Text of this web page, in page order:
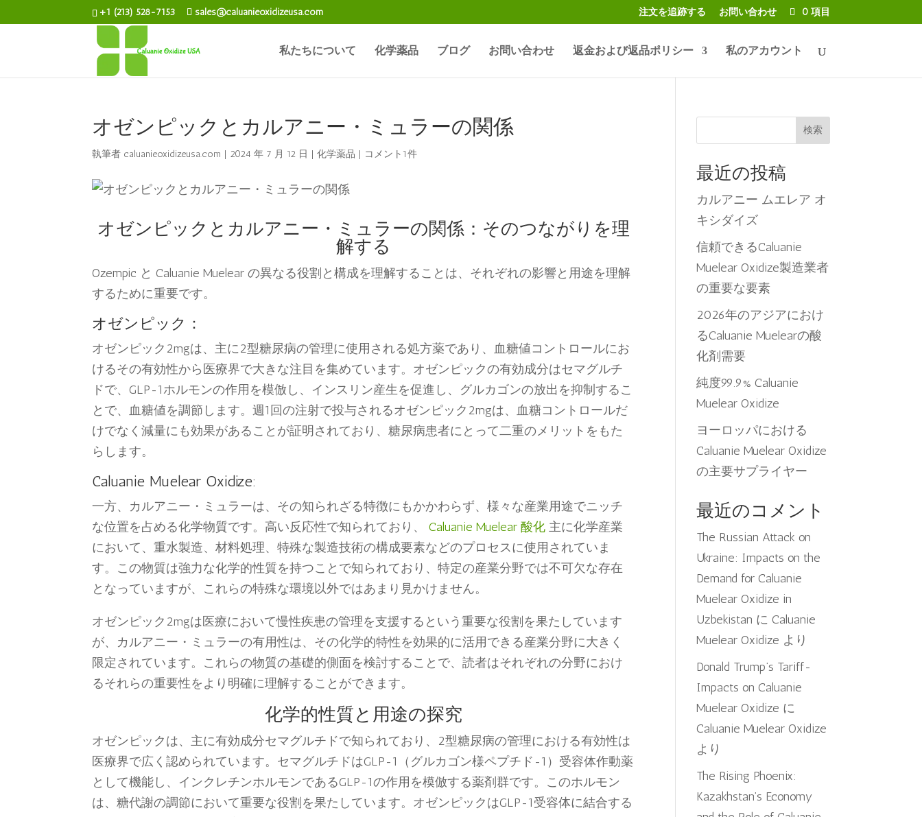
+1 (213) 528-7153 sales@caluanieoxidizeusa.com 注文を追跡する お問い合わせ 0 項目
私たちについて 化学薬品 ブログ お問い合わせ 返金および返品ポリシー 私のアカウント
オゼンピックとカルアニー・ミュラーの関係
執筆者 caluanieoxidizeusa.com | 2024 年 7 月 12 日 |化学薬品 | コメント1件
オゼンピックとカルアニー・ミュラーの関係：そのつながりを理
解する
Ozempic と Caluanie Muelear の異なる役割と構成を理解することは、それぞれの影響と用途を理解
するために重要です。
オゼンピック：
オゼンピック2mgは、主に2型糖尿病の管理に使用される処方薬であり、血糖値コントロールにお
けるその有効性から医療界で大きな注目を集めています。オゼンピックの有効成分はセマグルチ
ドで、GLP-1ホルモンの作用を模倣し、インスリン産生を促進し、グルカゴンの放出を抑制するこ
とで、血糖値を調節します。週1回の注射で投与されるオゼンピック2mgは、血糖コントロールだ
けでなく減量にも効果があることが証明されており、糖尿病患者にとって二重のメリットをもた
らします。
Caluanie Muelear Oxidize:
一方、カルアニー・ミュラーは、その知られざる特徴にもかかわらず、様々な産業用途でニッチ
な位置を占める化学物質です。高い反応性で知られており、Caluanie Muelear 酸化 主に化学産業
において、重水製造、材料処理、特殊な製造技術の構成要素などのプロセスに使用されていま
す。この物質は強力な化学的性質を持つことで知られており、特定の産業分野では不可欠な存在
となっていますが、これらの特殊な環境以外ではあまり見かけません。
オゼンピック2mgは医療において慢性疾患の管理を支援するという重要な役割を果たしています
が、カルアニー・ミュラーの有用性は、その化学的特性を効果的に活用できる産業分野に大きく
限定されています。これらの物質の基礎的側面を検討することで、読者はそれぞれの分野におけ
るそれらの重要性をより明確に理解することができます。
化学的性質と用途の探究
オゼンピックは、主に有効成分セマグルチドで知られており、2型糖尿病の管理における有効性は
医療界で広く認められています。セマグルチドはGLP-1（グルカゴン様ペプチド-1）受容体作動薬
として機能し、インクレチンホルモンであるGLP-1の作用を模倣する薬剤群です。このホルモン
は、糖代謝の調節において重要な役割を果たしています。オゼンピックはGLP-1受容体に結合する
検索
最近の投稿
カルアニー ムエレア オ
キシダイズ
信頼できるCaluanie
Muelear Oxidize製造業者
の重要な要素
2026年のアジアにおけ
るCaluanie Muelearの酸
化剤需要
純度99.9% Caluanie
Muelear Oxidize
ヨーロッパにおける
Caluanie Muelear Oxidize
の主要サプライヤー
最近のコメント
The Russian Attack on
Ukraine: Impacts on the
Demand for Caluanie
Muelear Oxidize in
Uzbekistan にCaluanie
Muelear Oxidize より
Donald Trump’s Tariff-
Impacts on Caluanie
Muelear Oxidize に
Caluanie Muelear Oxidize
より
The Rising Phoenix:
Kazakhstan’s Economy